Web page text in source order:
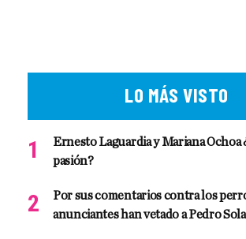
LO MÁS VISTO
Ernesto Laguardia y Mariana Ochoa
pasión?
Por sus comentarios contra los
anunciantes han vetado a Pedro